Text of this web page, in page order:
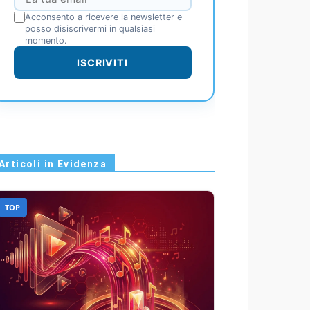
Acconsento a ricevere la newsletter e
posso disiscrivermi in qualsiasi
momento.
ISCRIVITI
in Evidenza
TOP